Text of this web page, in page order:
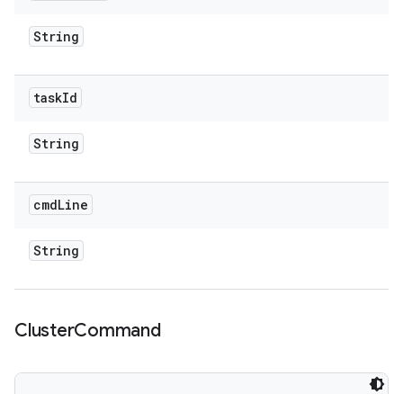
String
taskId
String
cmdLine
String
ClusterCommand